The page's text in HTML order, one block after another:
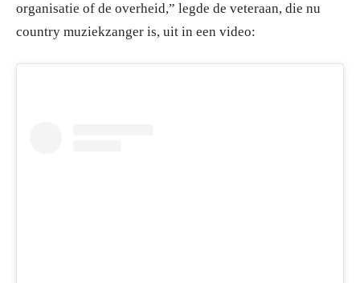
organisatie of de overheid,” legde de veteraan, die nu
country muziekzanger is, uit in een video: